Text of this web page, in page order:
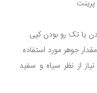
یا تک رو بودن کپی
جوهر مورد استفاده
از نظر سیاه و سفید